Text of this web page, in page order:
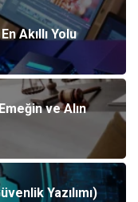
Akıllı Yolu
ve Alın
Yazılımı)